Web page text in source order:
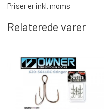
TILBEHØR
Priser er inkl. moms
Relaterede varer